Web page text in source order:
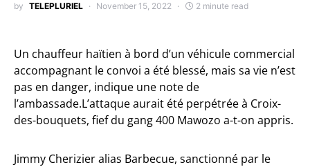
by TELEPLURIEL November 15, 2022 2 minute read
Un chauffeur haïtien à bord d’un véhicule commercial
accompagnant le convoi a été blessé, mais sa vie n’est
pas en danger, indique une note de
l’ambassade.L’attaque aurait été perpétrée à Croix-
des-bouquets, fief du gang 400 Mawozo a-t-on appris.
Jimmy Cherizier alias Barbecue, sanctionné par le